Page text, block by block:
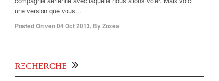
une version que vous...
Posted Onven 04 Oct 2013, ByZoxea
RECHERCHE